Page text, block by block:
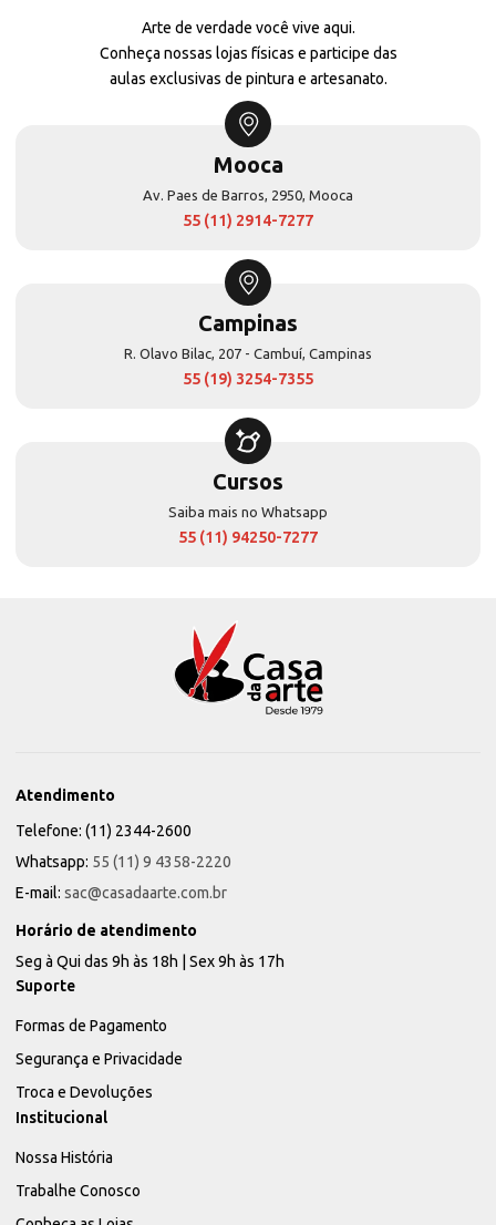
Arte de verdade você vive aqui.
Conheça nossas lojas físicas e participe das
aulas exclusivas de pintura e artesanato.
Mooca
Av. Paes de Barros, 2950, Mooca
55 (11) 2914-7277
Campinas
R. Olavo Bilac, 207 - Cambuí, Campinas
55 (19) 3254-7355
Cursos
Saiba mais no Whatsapp
55 (11) 94250-7277
Atendimento
Telefone: (11) 2344-2600
Whatsapp: 55 (11) 9 4358-2220
E-mail: sac@casadaarte.com.br
Horário de atendimento
Seg à Qui das 9h às 18h | Sex 9h às 17h
Suporte
Formas de Pagamento
Segurança e Privacidade
Troca e Devoluções
Institucional
Nossa História
Trabalhe Conosco